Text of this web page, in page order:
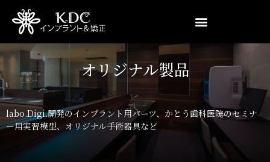
オリジナル製品
labo.Digi.開発のインプラント用パーツ、かとう歯科医院のセミナ
ー用実習模型、オリジナル手術器具など